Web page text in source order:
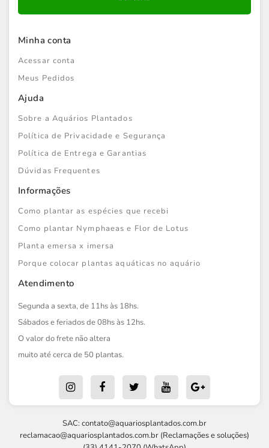
Minha conta
Acessar conta
Meus Pedidos
Ajuda
Sobre a Aquários Plantados
Política de Privacidade e Segurança
Política de Entrega e Garantias
Dúvidas Frequentes
Informações
Como plantar as espécies que recebi
Como plantar Nymphaeas e Flor de Lotus
Planta emersa x imersa
Porque colocar plantas aquáticas no aquário
Atendimento
Segunda a sexta, de 11hs às 18hs.
Sábados e feriados de 08hs às 12hs.
O valor do frete não altera
muito até cerca de 50 plantas.
SAC: contato@aquariosplantados.com.br
reclamacao@aquariosplantados.com.br (Reclamações e soluções)